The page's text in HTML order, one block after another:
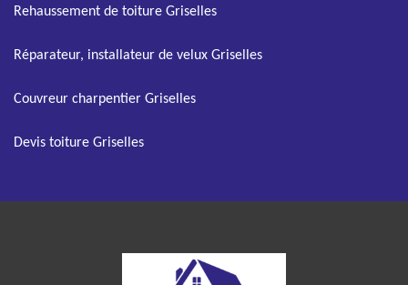
Rehaussement de toiture Griselles
Réparateur, installateur de velux Griselles
Couvreur charpentier Griselles
Devis toiture Griselles